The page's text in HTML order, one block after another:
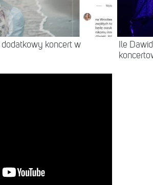
koncert w
Ile